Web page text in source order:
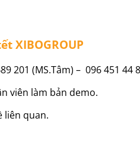
XIBOGROUP
201 (MS.Tâm) – 096 451
viên làm bản demo.
liên quan.